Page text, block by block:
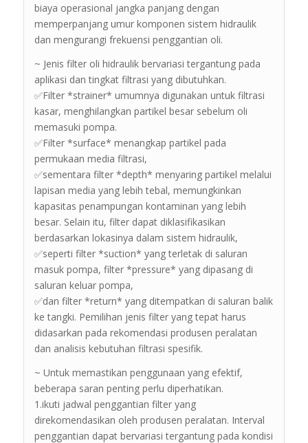
biaya operasional jangka panjang dengan
memperpanjang umur komponen sistem hidraulik
dan mengurangi frekuensi penggantian oli.
~ Jenis filter oli hidraulik bervariasi tergantung pada
aplikasi dan tingkat filtrasi yang dibutuhkan.
✅Filter *strainer* umumnya digunakan untuk filtrasi
kasar, menghilangkan partikel besar sebelum oli
memasuki pompa.
✅Filter *surface* menangkap partikel pada
permukaan media filtrasi,
✅sementara filter *depth* menyaring partikel melalui
lapisan media yang lebih tebal, memungkinkan
kapasitas penampungan kontaminan yang lebih
besar. Selain itu, filter dapat diklasifikasikan
berdasarkan lokasinya dalam sistem hidraulik,
✅seperti filter *suction* yang terletak di saluran
masuk pompa, filter *pressure* yang dipasang di
saluran keluar pompa,
✅dan filter *return* yang ditempatkan di saluran balik
ke tangki. Pemilihan jenis filter yang tepat harus
didasarkan pada rekomendasi produsen peralatan
dan analisis kebutuhan filtrasi spesifik.
~ Untuk memastikan penggunaan yang efektif,
beberapa saran penting perlu diperhatikan.
1.ikuti jadwal penggantian filter yang
direkomendasikan oleh produsen peralatan. Interval
penggantian dapat bervariasi tergantung pada kondisi